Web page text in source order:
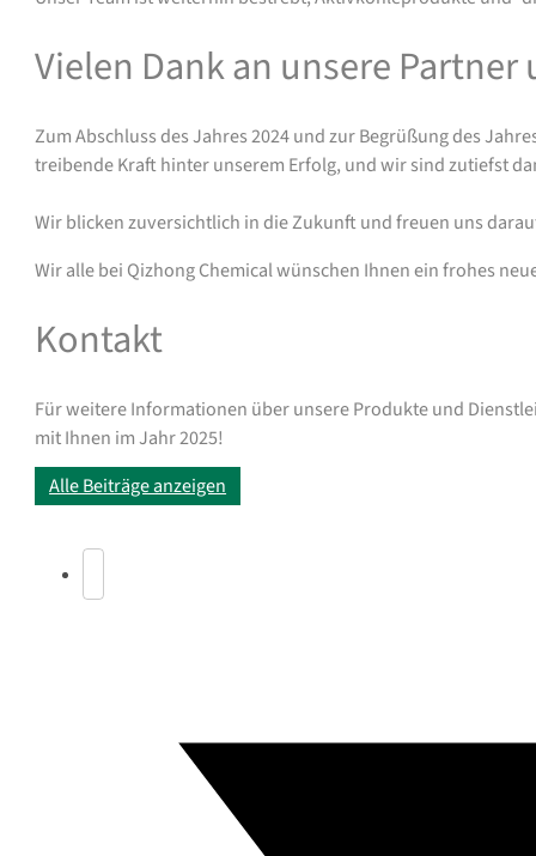
Vielen Dank an unsere
Zum Abschluss des Jahres 2024 und zur Begrüßung des
treibende Kraft hinter unserem Erfolg, und wir sind zutiefst
Wir blicken zuversichtlich in die Zukunft und freuen uns
Wir alle bei Qizhong Chemical wünschen Ihnen ein frohes
Kontakt
Für weitere Informationen über unsere Produkte und
mit Ihnen im Jahr 2025!
Alle Beiträge anzeigen